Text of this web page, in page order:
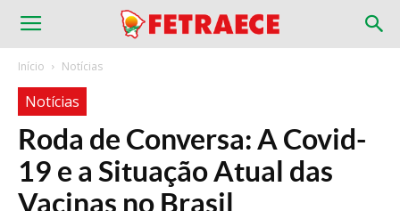
Início Notícias
Notícias
Roda de Conversa: A Covid-
19 e a Situação Atual das
Vacinas no Brasil